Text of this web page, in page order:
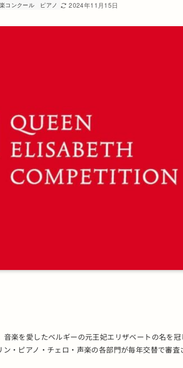
コンクール ピアノ 2024年11月15日
楽を愛したベルギーの元王妃エリザベートの名を冠
・ピアノ・チェロ・声楽の各部門が毎年交替で審査